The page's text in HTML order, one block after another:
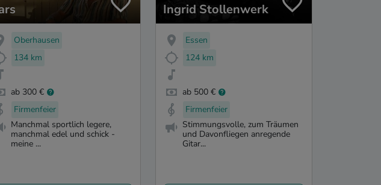
Oberhausen
134 km
ab 300 €
Firmenfeier
Manchmal sportlich legere,
manchmal edel und schick -
meine ...
Ingrid Stollenwerk
Essen
124 km
ab 500 €
Firmenfeier
Stimmungsvolle, zum Träumen
und Davonfliegen anregende
Gitar...